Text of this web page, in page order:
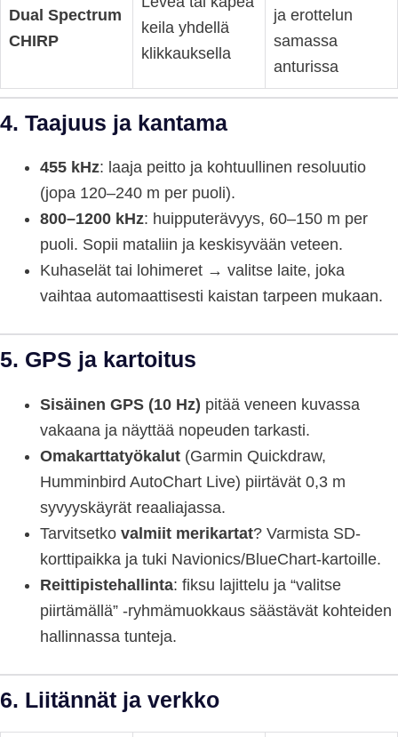
Dual Spectrum
CHIRP
keila yhdellä
klikkauksella
ja erottelun
samassa
anturissa
4. Taajuus ja kantama
455 kHz: laaja peitto ja kohtuullinen resoluutio
(jopa 120–240 m per puoli).
800–1200 kHz: huipputerävyys, 60–150 m per
puoli. Sopii mataliin ja keskisyvään veteen.
Kuha­selät tai lohimeret → valitse laite, joka
vaihtaa automaattisesti kaistan tarpeen mukaan.
5. GPS ja kartoitus
Sisäinen GPS (10 Hz) pitää veneen kuvassa
vakaana ja näyttää nopeuden tarkasti.
Omakarttatyökalut (Garmin Quickdraw,
Humminbird AutoChart Live) piirtävät 0,3 m
syvyyskäyrät reaaliajassa.
Tarvitsetko valmiit merikartat? Varmista SD-
korttipaikka ja tuki Navionics/BlueChart-kartoille.
Reittipistehallinta: fiksu lajittelu ja “valitse
piirtämällä” -ryhmämuokkaus säästävät kohteiden
hallinnassa tunteja.
6. Liitännät ja verkko